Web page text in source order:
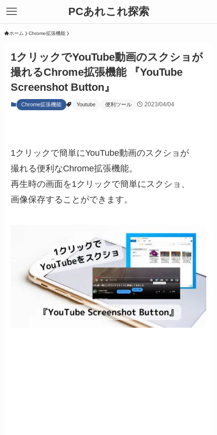
PCあれこれ探索
ホーム Chrome拡張機能
1クリックでYouTube動画のスクショが
撮れるChrome拡張機能 『YouTube
Screenshot Button』
Chrome拡張機能 Youtube 便利ツール 2023/04/04
1クリックで簡単にYouTube動画のスクショが
撮れる便利なChrome拡張機能。
再生時の画面を1クリックで簡単にスクショ、
画像保存することができます。